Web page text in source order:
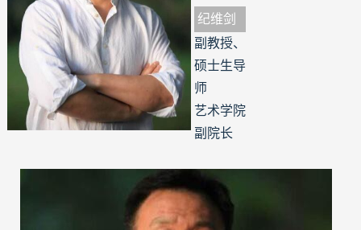
纪维剑
副教授、
硕士生导
师
艺术学院
副院长